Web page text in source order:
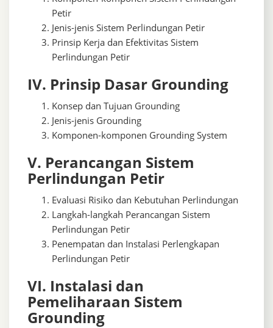
Petir
Jenis-jenis Sistem Perlindungan Petir
Prinsip Kerja dan Efektivitas Sistem
Perlindungan Petir
IV. Prinsip Dasar Grounding
Konsep dan Tujuan Grounding
Jenis-jenis Grounding
Komponen-komponen Grounding System
V. Perancangan Sistem
Perlindungan Petir
Evaluasi Risiko dan Kebutuhan Perlindungan
Langkah-langkah Perancangan Sistem
Perlindungan Petir
Penempatan dan Instalasi Perlengkapan
Perlindungan Petir
VI. Instalasi dan
Pemeliharaan Sistem
Grounding